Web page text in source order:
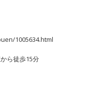
1005634.html
ら徒歩15分